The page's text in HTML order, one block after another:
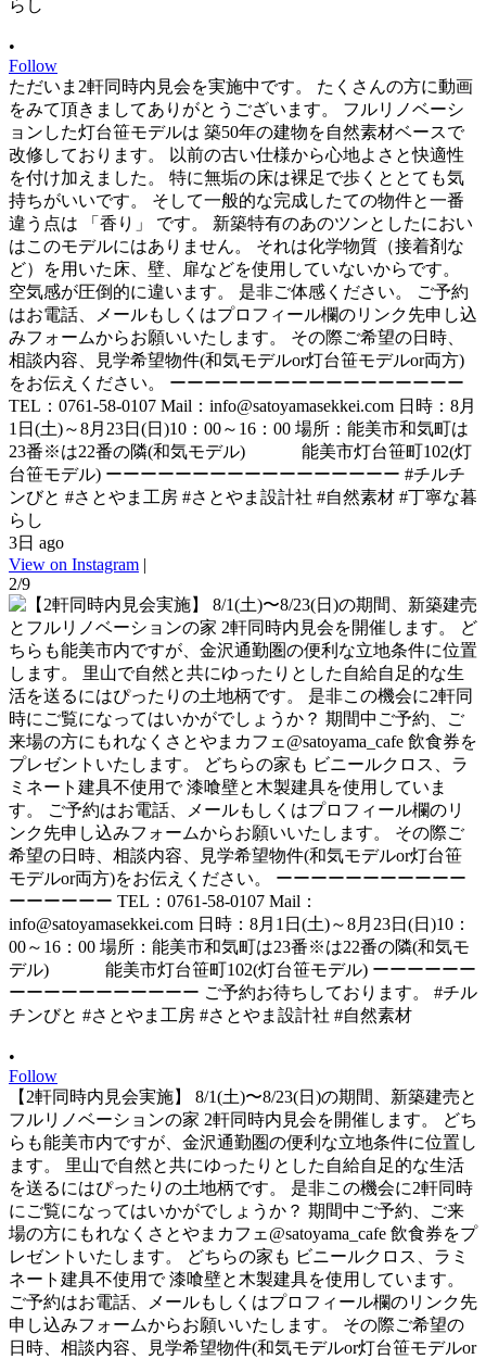
•
Follow
ただいま2軒同時内見会を実施中です。 たくさんの方に動画
をみて頂きましてありがとうございます。 フルリノベーシ
ョンした灯台笹モデルは 築50年の建物を自然素材ベースで
改修しております。 以前の古い仕様から心地よさと快適性
を付け加えました。 特に無垢の床は裸足で歩くととても気
持ちがいいです。 そして一般的な完成したての物件と一番
違う点は 「香り」 です。 新築特有のあのツンとしたにおい
はこのモデルにはありません。 それは化学物質（接着剤な
ど）を用いた床、壁、扉などを使用していないからです。
空気感が圧倒的に違います。 是非ご体感ください。 ご予約
はお電話、メールもしくはプロフィール欄のリンク先申し込
みフォームからお願いいたします。 その際ご希望の日時、
相談内容、見学希望物件(和気モデルor灯台笹モデルor両方)
をお伝えください。 ーーーーーーーーーーーーーーーーー
TEL：0761-58-0107 Mail：info@satoyamasekkei.com 日時：8月
1日(土)～8月23日(日)10：00～16：00 場所：能美市和気町は
23番※は22番の隣(和気モデル) 能美市灯台笹町102(灯
台笹モデル) ーーーーーーーーーーーーーーーーー #チルチ
ンびと #さとやま工房 #さとやま設計社 #自然素材 #丁寧な暮
らし
3日 ago
View on Instagram |
2/9
•
Follow
【2軒同時内見会実施】 8/1(土)〜8/23(日)の期間、新築建売と
フルリノベーションの家 2軒同時内見会を開催します。 どち
らも能美市内ですが、金沢通勤圏の便利な立地条件に位置し
ます。 里山で自然と共にゆったりとした自給自足的な生活
を送るにはぴったりの土地柄です。 是非この機会に2軒同時
にご覧になってはいかがでしょうか？ 期間中ご予約、ご来
場の方にもれなくさとやまカフェ@satoyama_cafe 飲食券をプ
レゼントいたします。 どちらの家も ビニールクロス、ラミ
ネート建具不使用で 漆喰壁と木製建具を使用しています。
ご予約はお電話、メールもしくはプロフィール欄のリンク先
申し込みフォームからお願いいたします。 その際ご希望の
日時、相談内容、見学希望物件(和気モデルor灯台笹モデルor